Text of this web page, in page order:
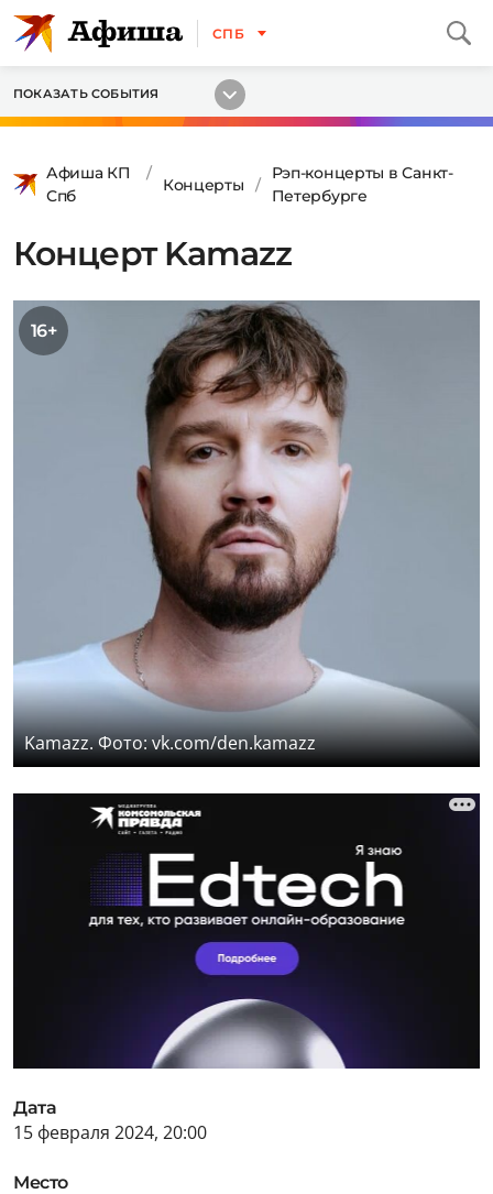
СПБ
ПОКАЗАТЬ СОБЫТИЯ
Афиша КП
Спб
Концерты
Рэп-концерты в Санкт-
Петербурге
Концерт Kamazz
16+
Kamazz. Фото: vk.com/den.kamazz
Дата
15 февраля 2024, 20:00
Место